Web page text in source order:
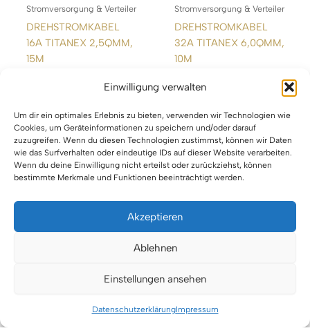
Einwilligung verwalten
Um dir ein optimales Erlebnis zu bieten, verwenden wir Technologien wie
Cookies, um Geräteinformationen zu speichern und/oder darauf
zuzugreifen. Wenn du diesen Technologien zustimmst, können wir Daten
wie das Surfverhalten oder eindeutige IDs auf dieser Website verarbeiten.
Wenn du deine Einwilligung nicht erteilst oder zurückziehst, können
bestimmte Merkmale und Funktionen beeinträchtigt werden.
Akzeptieren
Ablehnen
Einstellungen ansehen
DatenschutzerklärungImpressum
Stromversorgung & Verteiler
DREHSTROMKABEL
16A TITANEX 2,5QMM,
15M
WEITERLESEN
Stromversorgung & Verteiler
DREHSTROMKABEL
32A TITANEX 6,0QMM,
10M
WEITERLESEN
Impressum
Datenschutz